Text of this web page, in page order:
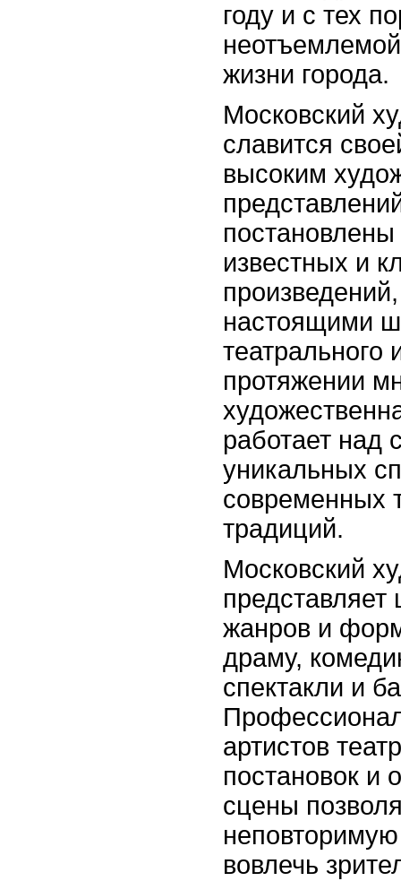
году и с тех
жизни города.
Московский
славится
высоким
известных и
настоящими
театрального
протяжении
работает над
уникальных
современных
традиций.
Московский
представляет
жанров и
драму,
спектакли и
артистов
постановок и
сцены
вовлечь